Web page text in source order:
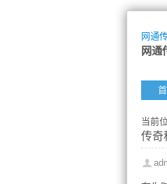
网通
网通
当前
传奇